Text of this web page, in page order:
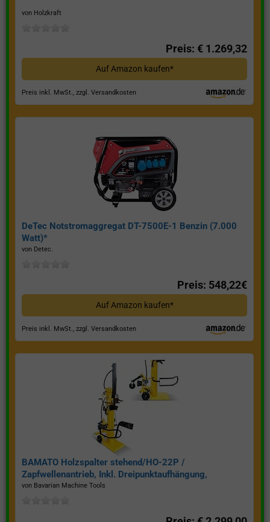
von Holzkraft
Preis: € 1.269,32
Auf Amazon kaufen*
Preis inkl. MwSt., zzgl. Versandkosten
DeTec Notstromaggregat DT-7500E-1 Benzin (7.000
Watt)*
von Detec.
Preis: 548,22€
Auf Amazon kaufen*
Preis inkl. MwSt., zzgl. Versandkosten
BAMATO Holzspalter stehend/HO-22P /
Zapfwellenantrieb, Inkl. Dreipunktaufhängung,
Spaltkraft 22 Tonnen*
von Bavarian Machine Tools